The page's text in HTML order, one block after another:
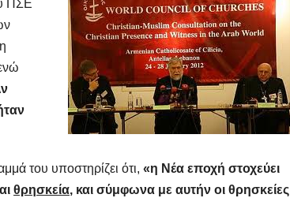
ΠΣΕ
του υποστηρίζει ότι, «η Νέα εποχή στοχεύει
θρησκεία, και σύμφωνα με αυτήν οι θρησκείες